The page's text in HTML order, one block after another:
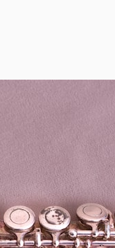
ラ
て
製品
Spaces
AI アシスタント
AI 画像生成ツール
AI 動画生成ツール
AI 音声合成ツール